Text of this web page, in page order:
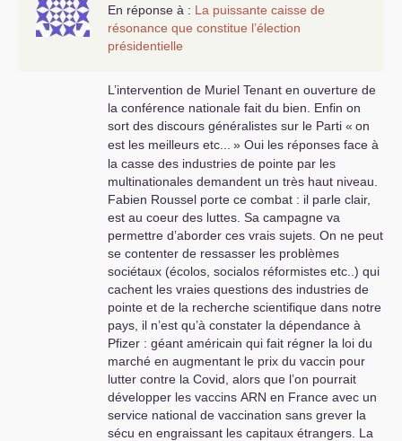
En réponse à : La puissante caisse de
résonance que constitue l’élection
présidentielle
L’intervention de Muriel Tenant en ouverture de
la conférence nationale fait du bien. Enfin on
sort des discours généralistes sur le Parti « on
est les meilleurs etc...
» Oui les réponses face à
la casse des industries de pointe par les
multinationales demandent un très haut niveau.
Fabien Roussel porte ce combat : il parle clair,
est au coeur des luttes. Sa campagne va
permettre d’aborder ces vrais sujets. On ne peut
se contenter de ressasser les problèmes
sociétaux (écolos, socialos réformistes etc..) qui
cachent les vraies questions des industries de
pointe et de la recherche scientifique dans notre
pays, il n’est qu’à constater la dépendance à
Pfizer : géant américain qui fait régner la loi du
marché en augmentant le prix du vaccin pour
lutter contre la Covid, alors que l’on pourrait
développer les vaccins ARN en France avec un
service national de vaccination sans grever la
sécu en engraissant les capitaux étrangers. La